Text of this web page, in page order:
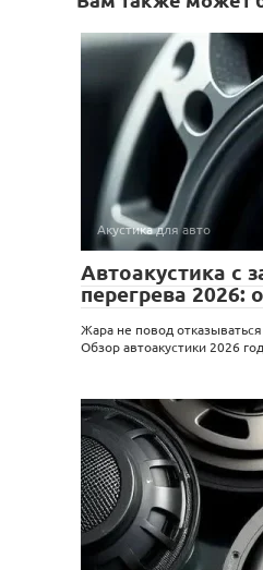
Акустика для авто
Автоакустика с
перегрева 2026:
Жара не повод отказываться
Обзор автоакустики 2026